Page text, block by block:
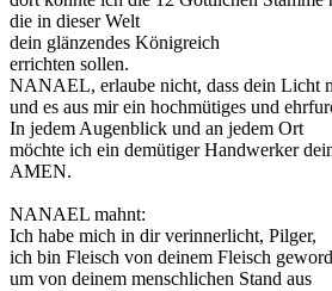
die in dieser Welt
dein glänzendes Königreich
errichten sollen.
NANAEL, erlaube nicht, dass dein Licht
und es aus mir ein hochmütiges und
In jedem Augenblick und an jedem Ort
möchte ich ein demütiger Handwerker
AMEN.
NANAEL mahnt:
Ich habe mich in dir verinnerlicht, Pilger,
ich bin Fleisch von deinem Fleisch
um von deinem menschlichen Stand aus